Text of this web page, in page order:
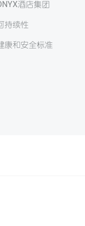
酒店集团
持续性
康和安全标准